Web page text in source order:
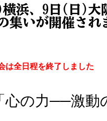
浜、9日(日)大
集いが開催され
は全日程を終了しました
心の力──激動